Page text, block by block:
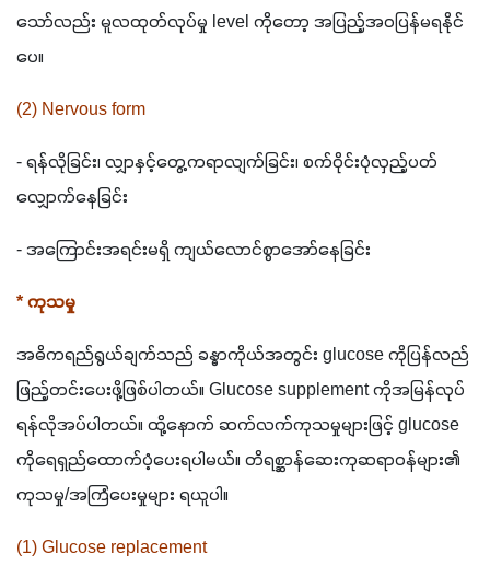
သော်လည်း မူလထုတ်လုပ်မှု level ကိုတော့ အပြည့်အဝပြန်မရနိုင်
ပေ။
(2) Nervous form
- ရန်လိုခြင်း၊ လျှာနှင့်တွေ့ကရာလျက်ခြင်း၊ စက်ဝိုင်းပုံလှည့်ပတ်
လျှောက်နေခြင်း
- အကြောင်းအရင်းမရှိ ကျယ်လောင်စွာအော်နေခြင်း
* ကုသမှု
အဓိကရည်ရွယ်ချက်သည် ခန္ဓာကိုယ်အတွင်း glucose ကိုပြန်လည်
ဖြည့်တင်းပေးဖို့ဖြစ်ပါတယ်။ Glucose supplement ကိုအမြန်လုပ်
ရန်လိုအပ်ပါတယ်။ ထို့နောက် ဆက်လက်ကုသမှုများဖြင့် glucose
ကိုရေရှည်ထောက်ပံ့ပေးရပါမယ်။ တိရစ္ဆာန်ဆေးကုဆရာဝန်များ၏
ကုသမှု/အကြံပေးမှုများ ရယူပါ။
(1) Glucose replacement